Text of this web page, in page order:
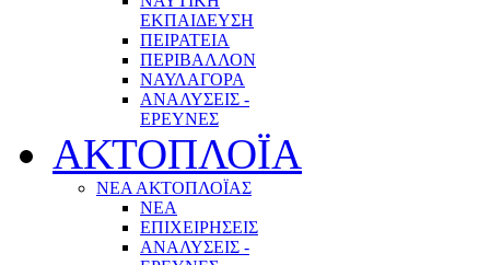
ΕΚΠΑΙΔΕΥΣΗ
ΠΕΙΡΑΤΕΙΑ
ΠΕΡΙΒΑΛΛΟΝ
ΝΑΥΛΑΓΟΡΑ
ΑΝΑΛΥΣΕΙΣ -
ΕΡΕΥΝΕΣ
ΑΚΤΟΠΛΟΪΑ
ΝΕΑ ΑΚΤΟΠΛΟΪΑΣ
ΝΕΑ
ΕΠΙΧΕΙΡΗΣΕΙΣ
ΑΝΑΛΥΣΕΙΣ -